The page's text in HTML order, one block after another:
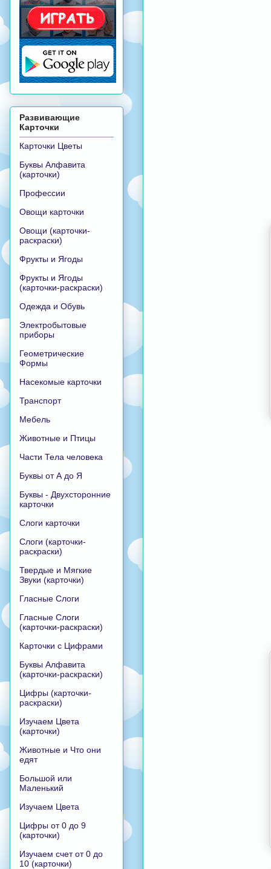
Развивающие
Карточки
Карточки Цветы
Буквы Алфавита
(карточки)
Профессии
Овощи карточки
Овощи (карточки-
раскраски)
Фрукты и Ягоды
Фрукты и Ягоды
(карточки-раскраски)
Одежда и Обувь
Электробытовые
приборы
Геометрические
Формы
Насекомые карточки
Транспорт
Мебель
Животные и Птицы
Части Тела человека
Буквы от А до Я
Буквы - Двухсторонние
карточки
Слоги карточки
Слоги (карточки-
раскраски)
Твердые и Мягкие
Звуки (карточки)
Гласные Слоги
Гласные Слоги
(карточки-раскраски)
Карточки с Цифрами
Буквы Алфавита
(карточки-раскраски)
Цифры (карточки-
раскраски)
Изучаем Цвета
(карточки)
Животные и Что они
едят
Большой или
Маленький
Изучаем Цвета
Цифры от 0 до 9
(карточки)
Изучаем счет от 0 до
10 (карточки)